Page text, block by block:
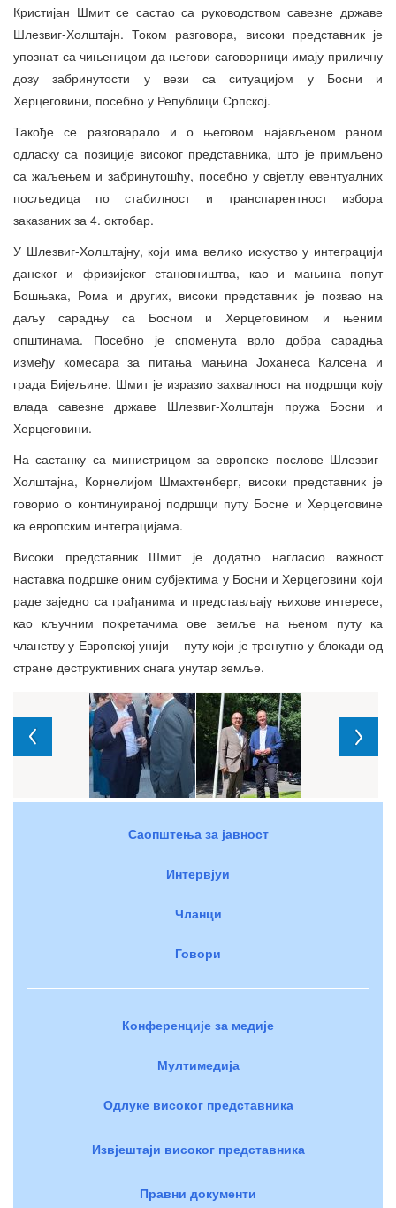
Кристијан Шмит се састао са руководством савезне државе
Шлезвиг-Холштајн. Током разговора, високи представник је
упознат са чињеницом да његови саговорници имају приличну
дозу забринутости у вези са ситуацијом у Босни и
Херцеговини, посебно у Републици Српској.
Такође се разговарало и о његовом најављеном раном
одласку са позиције високог представника, што је примљено
са жаљењем и забринутошћу, посебно у свјетлу евентуалних
посљедица по стабилност и транспарентност избора
заказаних за 4. октобар.
У Шлезвиг-Холштајну, који има велико искуство у интеграцији
данског и фризијског становништва, као и мањина попут
Бошњака, Рома и других, високи представник је позвао на
даљу сарадњу са Босном и Херцеговином и њеним
општинама. Посебно је споменута врло добра сарадња
између комесара за питања мањина Јоханеса Калсена и
града Бијељине. Шмит је изразио захвалност на подршци коју
влада савезне државе Шлезвиг-Холштајн пружа Босни и
Херцеговини.
На састанку са министрицом за европске послове Шлезвиг-
Холштајна, Корнелијом Шмахтенберг, високи представник је
говорио о континуираној подршци путу Босне и Херцеговине
ка европским интеграцијама.
Високи представник Шмит је додатно нагласио важност
наставка подршке оним субјектима у Босни и Херцеговини који
раде заједно са грађанима и представљају њихове интересе,
као кључним покретачима ове земље на њеном путу ка
чланству у Европској унији – путу који је тренутно у блокади од
стране деструктивних снага унутар земље.
Саопштења за јавност
Интервјуи
Чланци
Говори
Конференције за медије
Мултимедија
Одлуке високог представника
Извјештаји високог представника
Правни документи